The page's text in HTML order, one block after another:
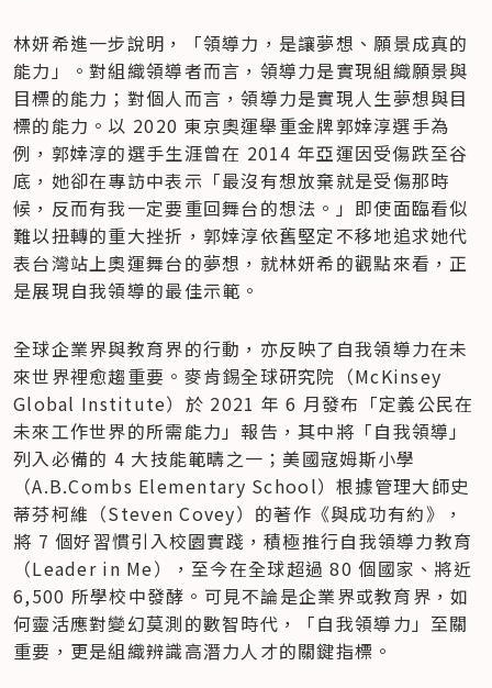
林妍希進一步說明，「領導力，是讓夢想、願景成真的
能力」。對組織領導者而言，領導力是實現組織願景與
目標的能力；對個人而言，領導力是實現人生夢想與目
標的能力。以 2020 東京奧運舉重金牌郭婞淳選手為
例，郭婞淳的選手生涯曾在 2014 年亞運因受傷跌至谷
底，她卻在專訪中表示「​​最沒有想放棄就是受傷那時
候，反而有我一定要重回舞台的想法。」即使面臨看似
難以扭轉的重大挫折，郭婞淳依舊堅定不移地追求她代
表台灣站上奧運舞台的夢想，就林妍希的觀點來看，正
是展現自我領導的最佳示範。
全球企業界與教育界的行動，亦反映了自我領導力在未
來世界裡愈趨重要。麥肯錫全球研究院（McKinsey
Global Institute）於 2021 年 6 月發布「定義公民在
未來工作世界的所需能力」報告，其中將「自我領導」
列入必備的 4 大技能範疇之一；美國寇姆斯小學
（A.B.Combs Elementary School）根據管理大師史
蒂芬柯維（Steven Covey）的著作《與成功有約》，
將 7 個好習慣引入校園實踐，積極推行自我領導力教育
（Leader in Me），至今在全球超過 80 個國家、將近
6,500 所學校中發酵。可見不論是企業界或教育界，如
何靈活應對變幻莫測的數智時代，「自我領導力」至關
重要，更是組織辨識高潛力人才的關鍵指標。